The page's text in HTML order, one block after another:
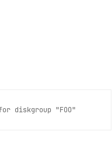
diskgroup "FOO"